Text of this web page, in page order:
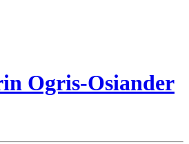
Ogris-Osiander